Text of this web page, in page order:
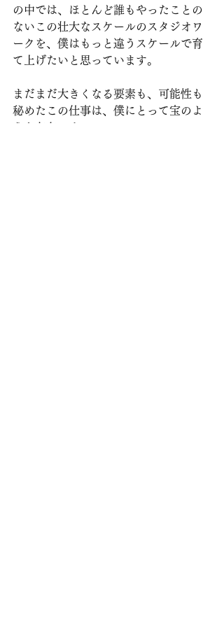
の中では、ほとんど誰もやったことの
ないこの壮大なスケールのスタジオワ
ークを、僕はもっと違うスケールで育
て上げたいと思っています。
まだまだ大きくなる要素も、可能性も
秘めたこの仕事は、僕にとって宝のよ